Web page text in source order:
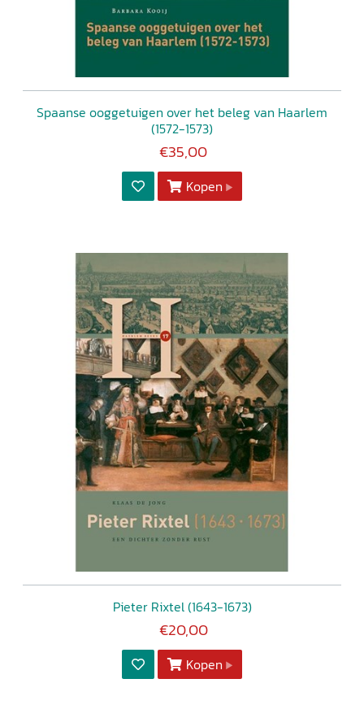
Spaanse ooggetuigen over het beleg van Haarlem
(1572-1573)
€35,00
Kopen
Pieter Rixtel (1643-1673)
€20,00
Kopen